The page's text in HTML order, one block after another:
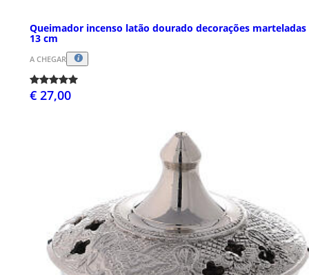
Queimador incenso latão dourado decorações marteladas
13 cm
A CHEGAR
€ 27,00